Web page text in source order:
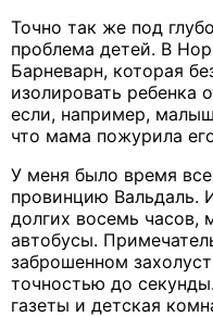
Точно так же под
проблема детей. В
Барневарн, которая
изолировать ребенка
если, например,
что мама пожурила
У меня было время
провинцию Вальдаль.
долгих восемь часов,
автобусы.
заброшенном
точностью до
газеты и детская